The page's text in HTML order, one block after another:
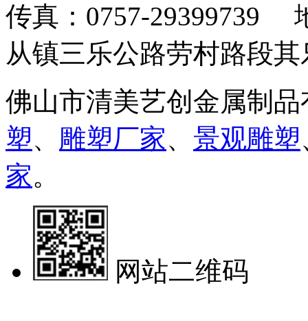
传真：0757-29399739
从镇三乐公路劳村路段
佛山市清美艺创金属制
塑、 雕塑厂家、 景观雕塑
家。
网站二维码